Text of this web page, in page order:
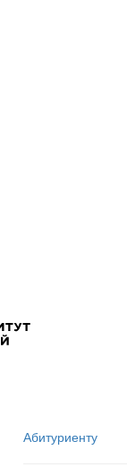
Абитуриенту